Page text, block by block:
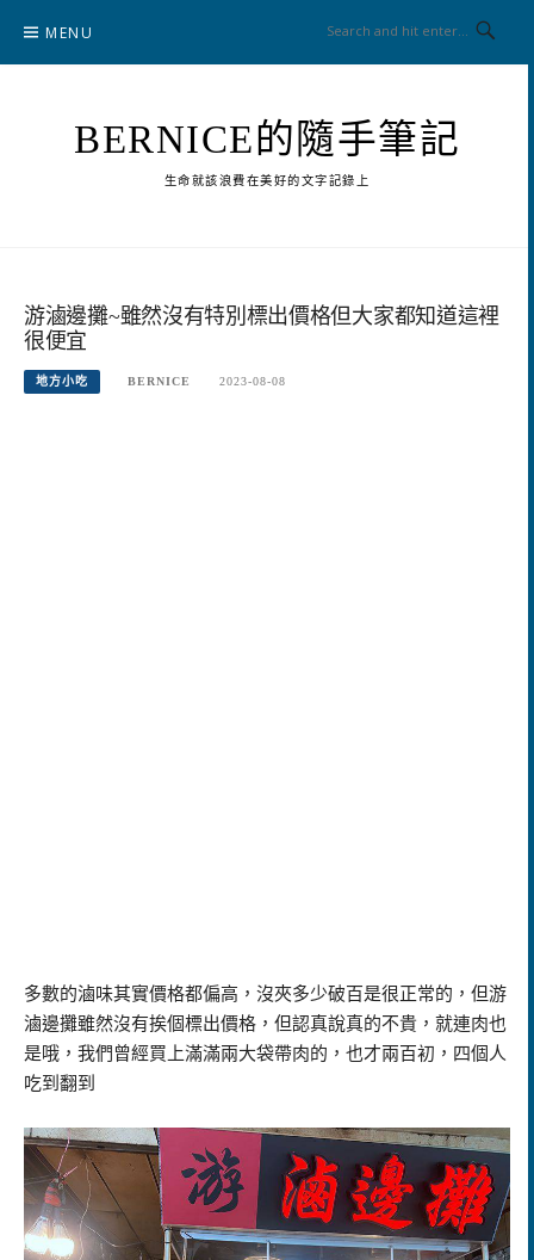
content
MENU
BERNICE的隨手筆記
生命就該浪費在美好的文字記錄上
游滷邊攤~雖然沒有特別標出價格但大家都知道這裡
很便宜
地方小吃 BERNICE 2023-08-08
多數的滷味其實價格都偏高，沒夾多少破百是很正常的，但游
滷邊攤雖然沒有挨個標出價格，但認真說真的不貴，就連肉也
是哦，我們曾經買上滿滿兩大袋帶肉的，也才兩百初，四個人
吃到翻到